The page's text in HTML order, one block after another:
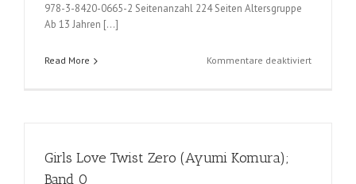
978-3-8420-0665-2 Seitenanzahl 224 Seiten Altersgruppe
Ab 13 Jahren […]
Read More Kommentare deaktiviertfür
Girls Love Twist Zero (Ayumi Komura);
Band 0